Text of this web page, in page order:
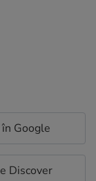
Google
Discover